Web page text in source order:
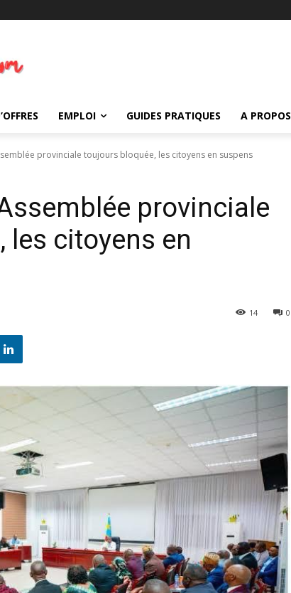
EMPLOI GUIDES PRATIQUES A PROPOS
provinciale toujours bloquée, les citoyens en suspens
provinciale
les citoyens en
0
14